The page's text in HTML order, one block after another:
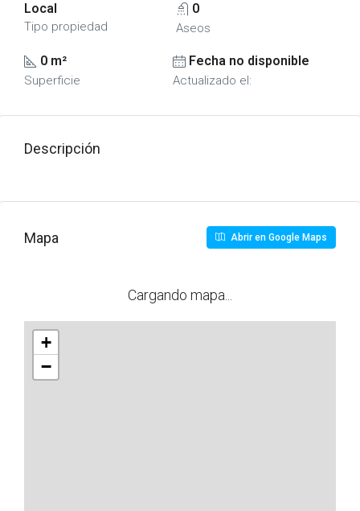
Local
Tipo propiedad
0
Aseos
0 m²
Superficie
Fecha no disponible
Actualizado el:
Descripción
Mapa Abrir en Google Maps
Cargando mapa...
+
−